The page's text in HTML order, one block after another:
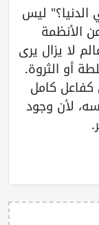
الدنيا؟" ليس
الأنظمة
لا يزال يرى
أو الثروة.
كفاعل كامل
لأن وجود